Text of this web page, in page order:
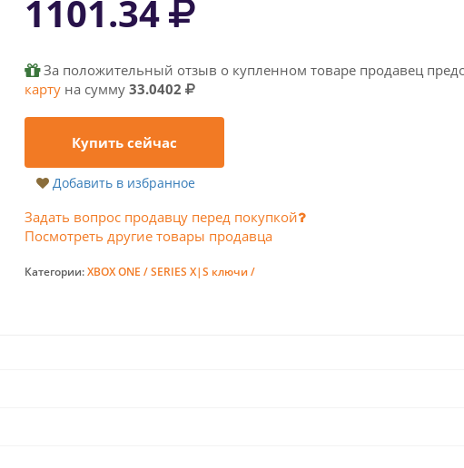
1101.34
За положительный отзыв о купленном товаре продавец
карту на сумму 33.0402
Купить сейчас
Добавить в избранное
Задать вопрос продавцу перед покупкой
Посмотреть другие товары продавца
Категории:XBOX ONE / SERIES X|S ключи /